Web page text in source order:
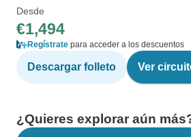
Desde
€1,494
Regístrate para acceder a los descuentos
Descargar folleto Ver
¿Quieres explorar aún